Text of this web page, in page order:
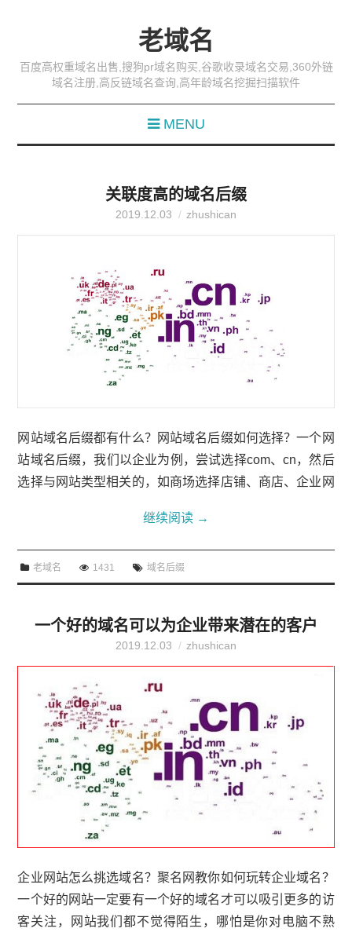
老域名
百度高权重域名出售,搜狗pr域名购买,谷歌收录域名交易,360外链
域名注册,高反链域名查询,高年龄域名挖掘扫描软件
MENU
关联度高的域名后缀
2019.12.03 zhushican
网站域名后缀都有什么？网站域名后缀如何选择？一个网
站域名后缀，我们以企业为例，尝试选择com、cn，然后
选择与网站类型相关的，如商场选择店铺、商店、企业网
名后缀都有什么和网站域名后缀如何选择。网站域名后缀
都有什么？网站域名后缀如何选择？网站域名后缀有很多
选项，因为有一千多个域名后缀，而且大多数没有注册或
分。比如受欢迎程度、意义相关性等。1、流行域名后缀
无论是哪种网站，都首选流...
继续阅读 →
老域名 1431 域名后缀
一个好的域名可以为企业带来潜在的客户
2019.12.03 zhushican
企业网站怎么挑选域名？聚名网教你如何玩转企业域名？
一个好的网站一定要有一个好的域名才可以吸引更多的访
客关注，网站我们都不觉得陌生，哪怕是你对电脑不熟